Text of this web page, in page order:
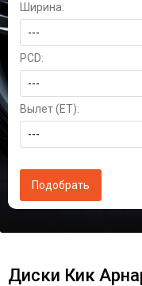
Ширина:
PCD:
Вылет (ET):
Диски Кик